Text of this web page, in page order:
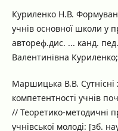
Куриленко Н.В.
учнів основної школи у
автореф.дис. ... канд.
Валентинівна
Маршицька В.В. Сутнісні
компетентності учнів
// Теоретико-методичні
учнівської молоді: [зб.